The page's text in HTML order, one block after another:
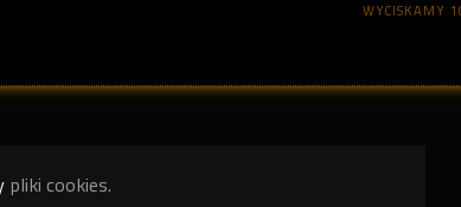
WYCISKAMY
pliki cookies.